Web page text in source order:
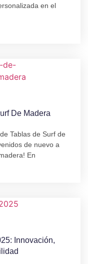
en el
De Madera
Tablas de Surf de
de nuevo a
En
Innovación,